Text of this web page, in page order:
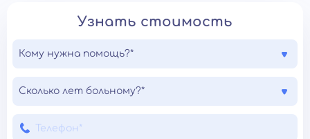
Узнать стоимость
Кому нужна помощь?*
Сколько лет больному?*